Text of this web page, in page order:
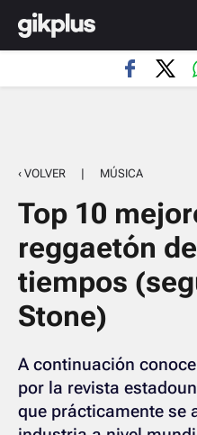
‹ VOLVER | MÚSICA
Top 10
reggaetón
tiempos
Stone)
A continuación
por la revista
que prácticamente se